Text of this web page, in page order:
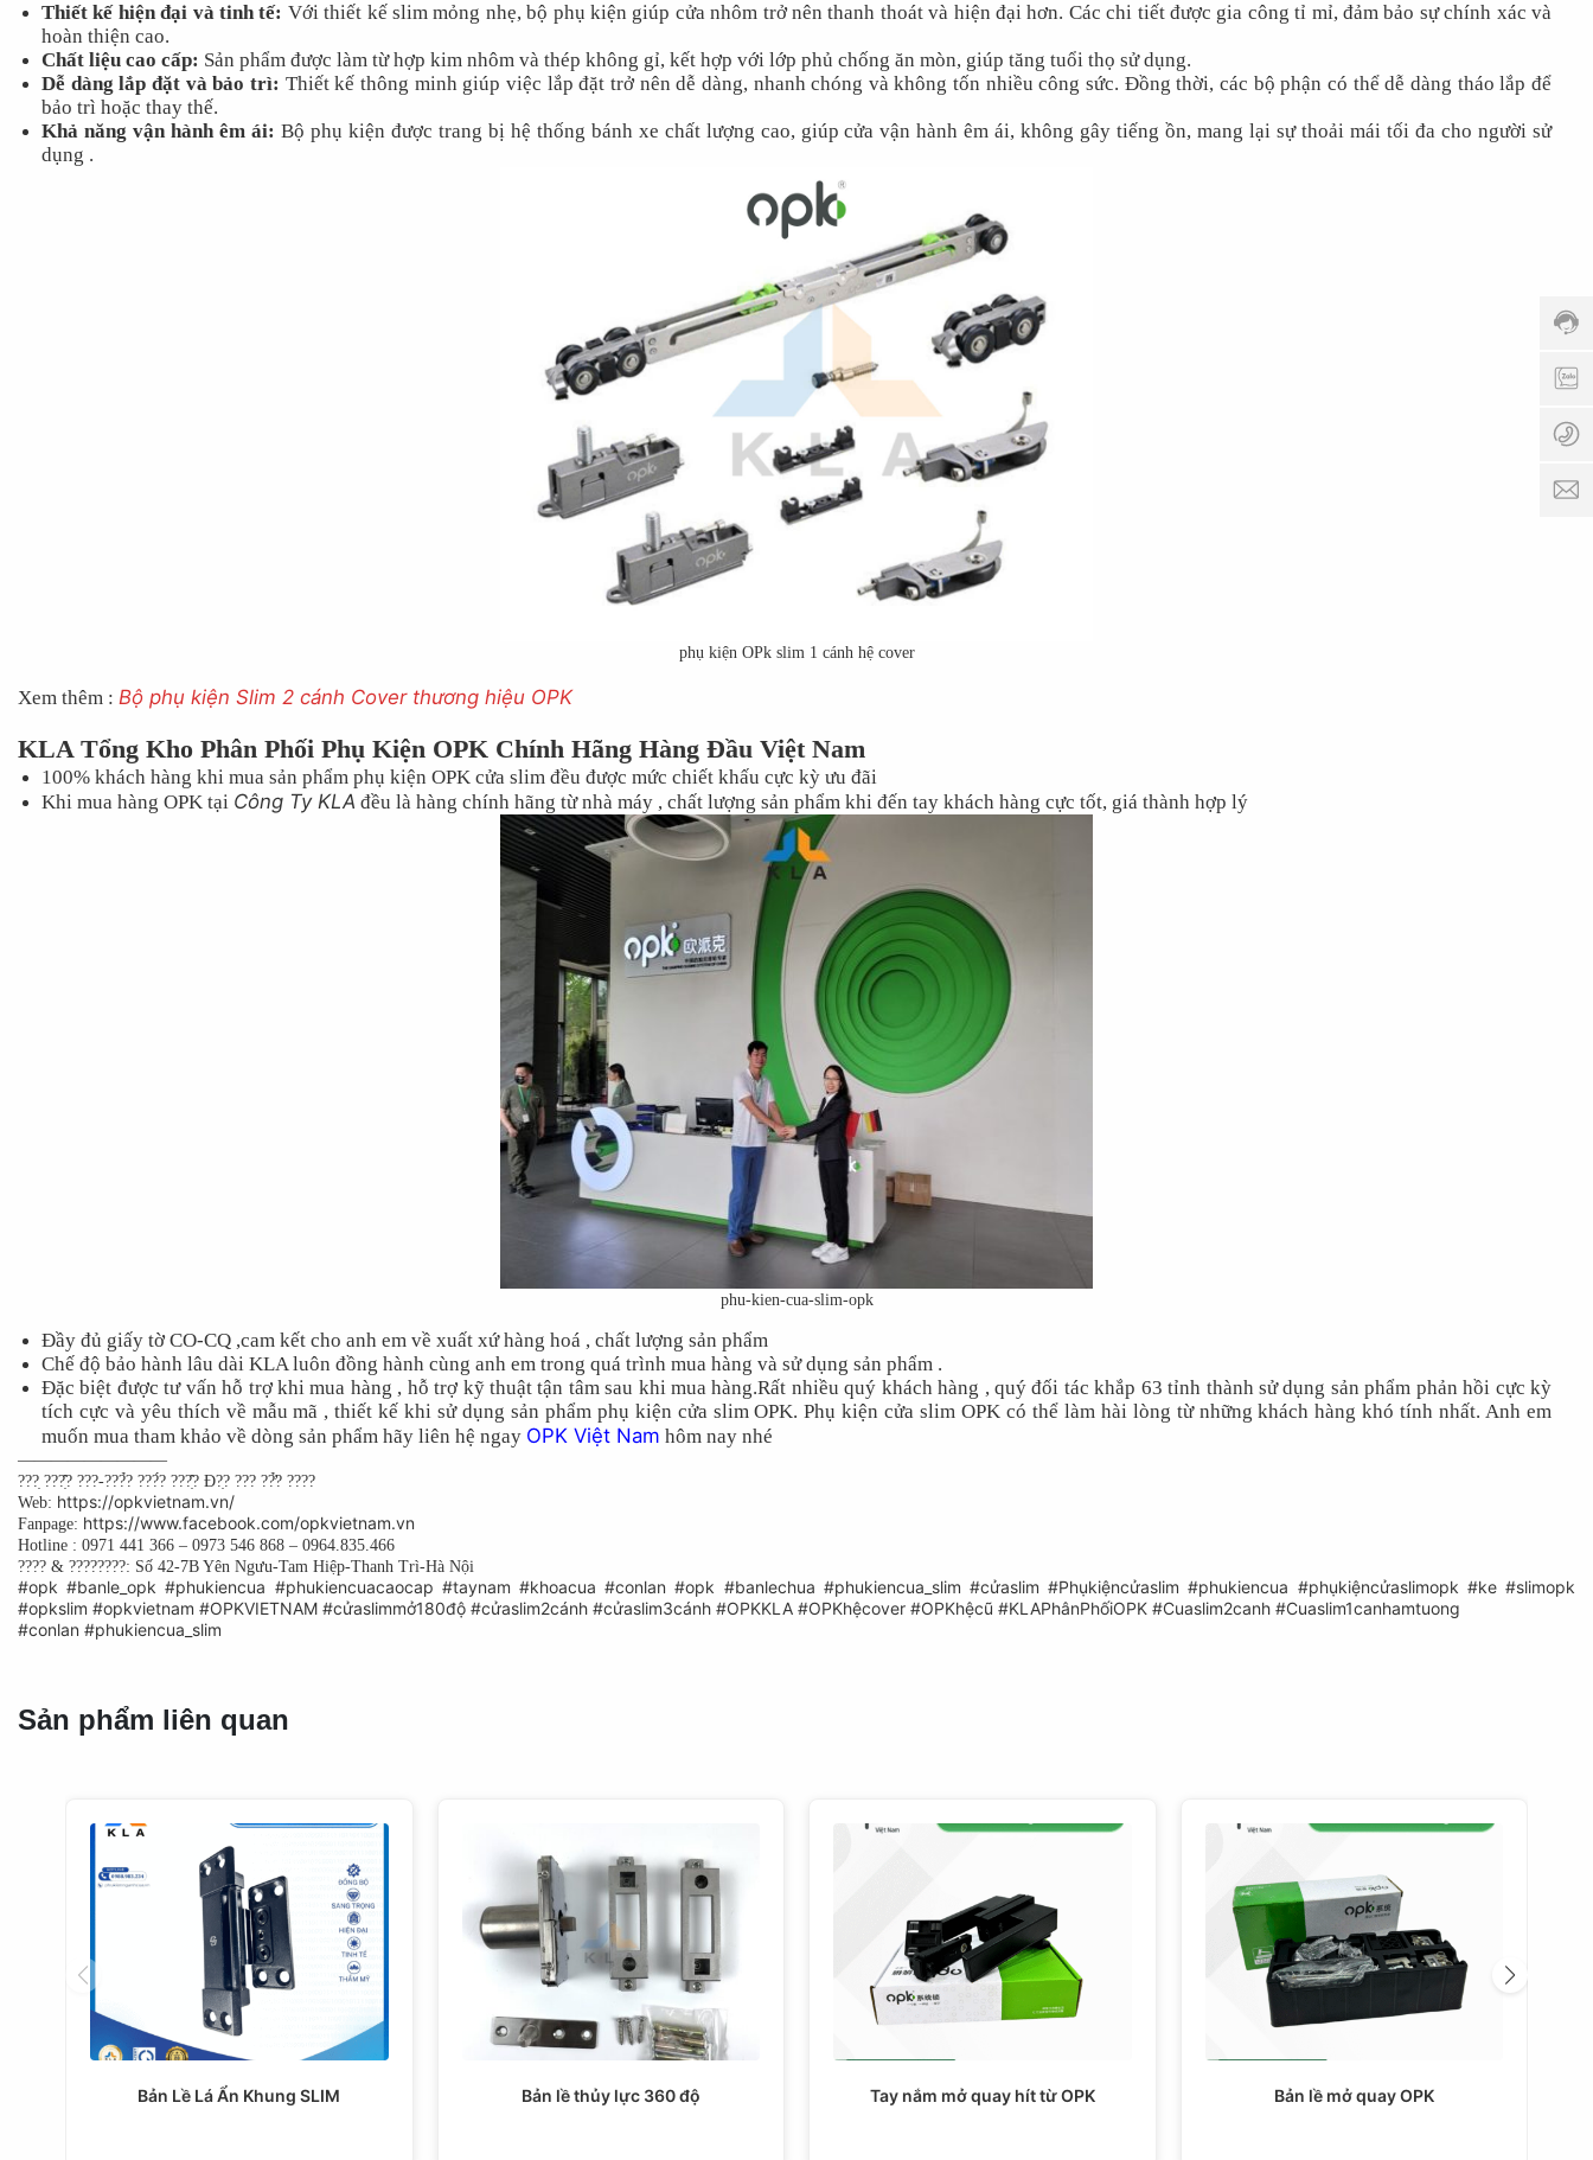
Thiết kế hiện đại và tinh tế: Với thiết kế slim mỏng nhẹ, bộ phụ kiện giúp cửa nhôm trở nên thanh thoát và hiện đại hơn. Các chi tiết được gia công tỉ mỉ, đảm bảo sự chính xác và
hoàn thiện cao.
Chất liệu cao cấp: Sản phẩm được làm từ hợp kim nhôm và thép không gỉ, kết hợp với lớp phủ chống ăn mòn, giúp tăng tuổi thọ sử dụng.
Dễ dàng lắp đặt và bảo trì: Thiết kế thông minh giúp việc lắp đặt trở nên dễ dàng, nhanh chóng và không tốn nhiều công sức. Đồng thời, các bộ phận có thể dễ dàng tháo lắp để
bảo trì hoặc thay thế.
Khả năng vận hành êm ái: Bộ phụ kiện được trang bị hệ thống bánh xe chất lượng cao, giúp cửa vận hành êm ái, không gây tiếng ồn, mang lại sự thoải mái tối đa cho người sử
dụng .
phụ kiện OPk slim 1 cánh hệ cover
Xem thêm : Bộ phụ kiện Slim 2 cánh Cover thương hiệu OPK
KLA Tổng Kho Phân Phối Phụ Kiện OPK Chính Hãng Hàng Đầu Việt Nam
100% khách hàng khi mua sản phẩm phụ kiện OPK cửa slim đều được mức chiết khấu cực kỳ ưu đãi
Khi mua hàng OPK tại Công Ty KLA đều là hàng chính hãng từ nhà máy , chất lượng sản phẩm khi đến tay khách hàng cực tốt, giá thành hợp lý
phu-kien-cua-slim-opk
Đầy đủ giấy tờ CO-CQ ,cam kết cho anh em về xuất xứ hàng hoá , chất lượng sản phẩm
Chế độ bảo hành lâu dài KLA luôn đồng hành cùng anh em trong quá trình mua hàng và sử dụng sản phẩm .
Đặc biệt được tư vấn hỗ trợ khi mua hàng , hỗ trợ kỹ thuật tận tâm sau khi mua hàng.Rất nhiều quý khách hàng , quý đối tác khắp 63 tỉnh thành sử dụng sản phẩm phản hồi cực kỳ
tích cực và yêu thích về mẫu mã , thiết kế khi sử dụng sản phẩm phụ kiện cửa slim OPK. Phụ kiện cửa slim OPK có thể làm hài lòng từ những khách hàng khó tính nhất. Anh em
muốn mua tham khảo về dòng sản phẩm hãy liên hệ ngay OPK Việt Nam hôm nay nhé
—————————
???̣ ???̣̂? ???-???̉? ???́? ???̣̂? Đ?̣? ??? ??̛̉? ????
Web: https://opkvietnam.vn/
Fanpage: https://www.facebook.com/opkvietnam.vn
Hotline : 0971 441 366 – 0973 546 868 – 0964.835.466
???? & ????????: Số 42-7B Yên Ngưu-Tam Hiệp-Thanh Trì-Hà Nội
#opk #banle_opk #phukiencua #phukiencuacaocap #taynam #khoacua #conlan #opk #banlechua #phukiencua_slim #cửaslim #Phụkiệncửaslim #phukiencua #phụkiệncửaslimopk #ke #slimopk
#opkslim #opkvietnam #OPKVIETNAM #cửaslimmở180độ #cửaslim2cánh #cửaslim3cánh #OPKKLA #OPKhệcover #OPKhệcũ #KLAPhânPhốiOPK #Cuaslim2canh #Cuaslim1canhamtuong
#conlan #phukiencua_slim
Sản phẩm liên quan
Bản Lề Lá Ẩn Khung SLIM Bản lề thủy lực 360 độ Tay nắm mở quay hít từ OPK Bản lề mở quay OPK
phục
vụ:
AM -
PM